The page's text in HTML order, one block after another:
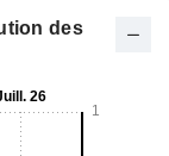
des